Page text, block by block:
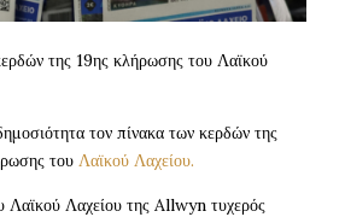
της 19ης κλήρωσης του Λαϊκού
τον πίνακα των κερδών της
του Λαϊκού Λαχείου.
Λαχείου της Allwyn τυχερός